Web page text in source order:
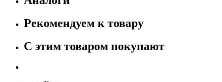
Рекомендуем к товару
С этим товаром покупают